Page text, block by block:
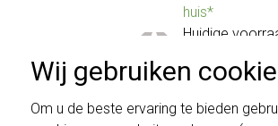
Wij gebruiken
Om u de beste ervaring te bieden
huis*
Huidige
41,95 +
schakelwippen zijn vernieuwd. Ze zijn